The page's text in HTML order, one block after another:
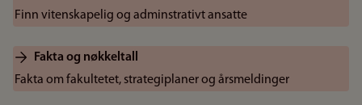
Finn vitenskapelig og adminstrativt ansatte
Fakta og nøkkeltall
Fakta om fakultetet, strategiplaner og årsmeldinger